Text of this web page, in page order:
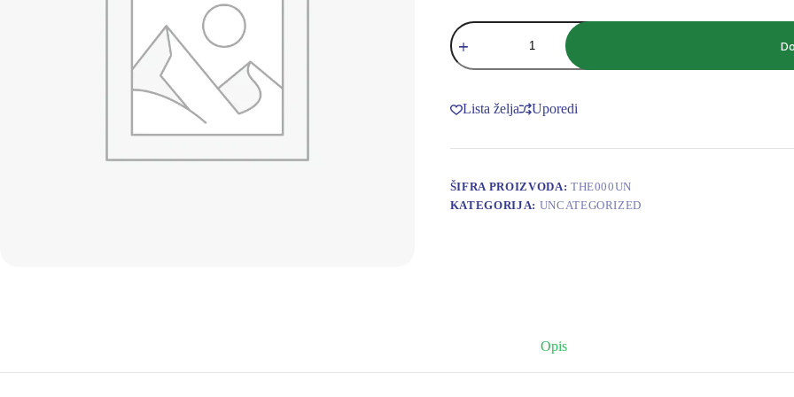
TERMOMETAR
DIGITALNI
-50°C+110°C
BELI
Lista želja Uporedi
ŠIFRA PROIZVODA: THE000UN
KATEGORIJA: UNCATEGORIZED
Opis